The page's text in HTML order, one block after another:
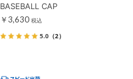
BASEBALL CAP
￥3,630 税込
5.0 （2）